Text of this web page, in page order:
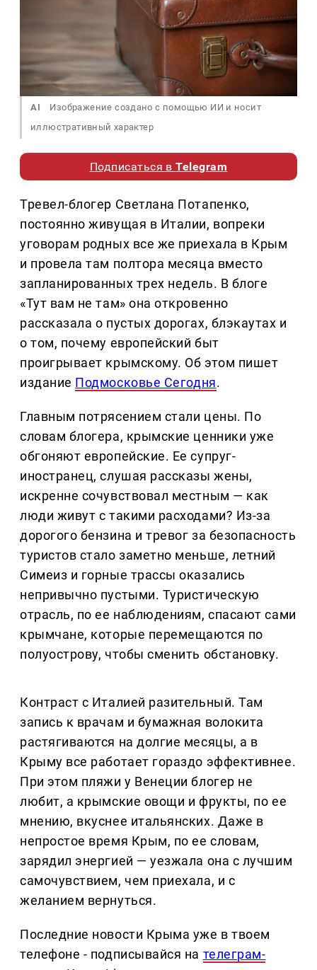
AI
Изображение создано с помощью ИИ и носит
иллюстративный характер
Подписаться вTelegram
Тревел-блогер Светлана Потапенко,
постоянно живущая в Италии, вопреки
уговорам родных все же приехала в Крым
и провела там полтора месяца вместо
запланированных трех недель. В блоге
«Тут вам не там» она откровенно
рассказала о пустых дорогах, блэкаутах и
о том, почему европейский быт
проигрывает крымскому. Об этом пишет
издание Подмосковье Сегодня.
Главным потрясением стали цены. По
словам блогера, крымские ценники уже
обгоняют европейские. Ее супруг-
иностранец, слушая рассказы жены,
искренне сочувствовал местным — как
люди живут с такими расходами? Из-за
дорогого бензина и тревог за безопасность
туристов стало заметно меньше, летний
Симеиз и горные трассы оказались
непривычно пустыми. Туристическую
отрасль, по ее наблюдениям, спасают сами
крымчане, которые перемещаются по
полуострову, чтобы сменить обстановку.
Контраст с Италией разительный. Там
запись к врачам и бумажная волокита
растягиваются на долгие месяцы, а в
Крыму все работает гораздо эффективнее.
При этом пляжи у Венеции блогер не
любит, а крымские овощи и фрукты, по ее
мнению, вкуснее итальянских. Даже в
непростое время Крым, по ее словам,
зарядил энергией — уезжала она с лучшим
самочувствием, чем приехала, и с
желанием вернуться.
Последние новости Крыма уже в твоем
телефоне - подписывайся на телеграм-